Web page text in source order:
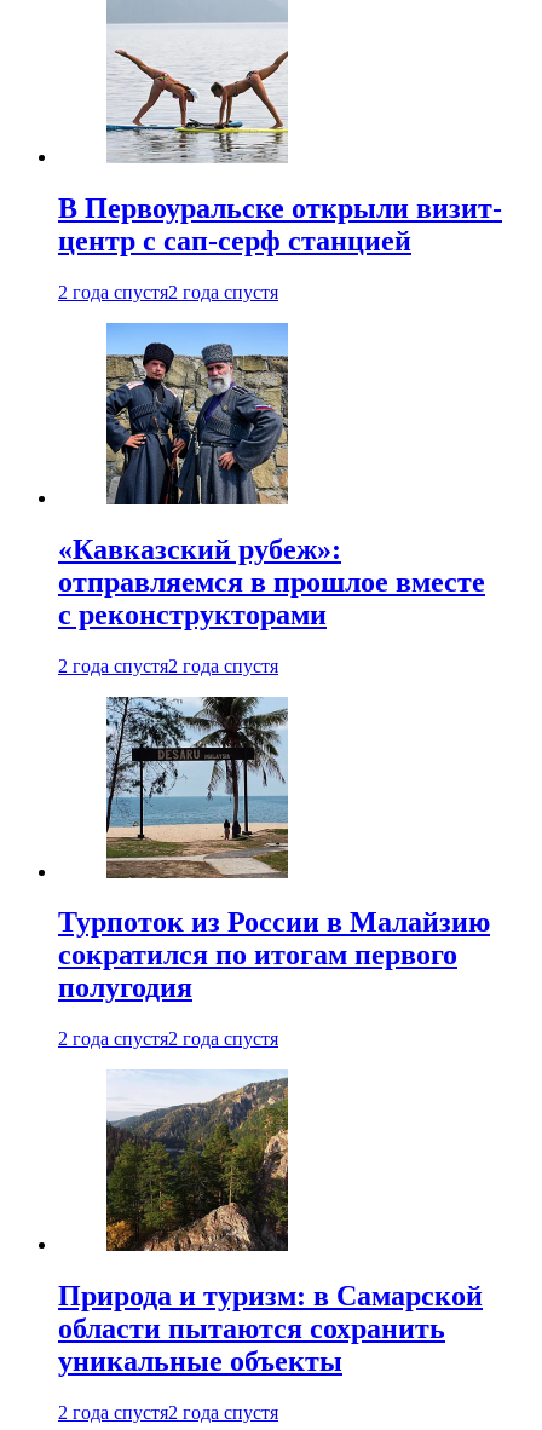
В Первоуральске открыли визит-
центр с сап-серф станцией
2 года спустя2 года спустя
«Кавказский рубеж»:
отправляемся в прошлое вместе
с реконструкторами
2 года спустя2 года спустя
Турпоток из России в Малайзию
сократился по итогам первого
полугодия
2 года спустя2 года спустя
Природа и туризм: в Самарской
области пытаются сохранить
уникальные объекты
2 года спустя2 года спустя